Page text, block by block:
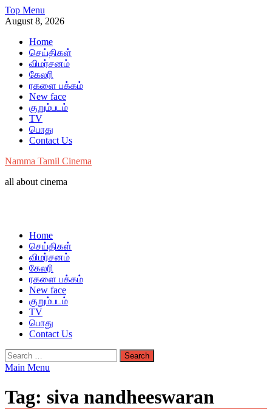
Skip
to
Top Menu
August 8, 2026
Home
செய்திகள்
விமர்சனம்
கேலரி
ரகளை பக்கம்
New face
குறும்படம்
TV
பொது
Contact Us
Namma Tamil Cinema
all about cinema
Home
செய்திகள்
விமர்சனம்
கேலரி
ரகளை பக்கம்
New face
குறும்படம்
TV
பொது
Contact Us
Search
for:
Main Menu
Tag: siva nandheeswaran